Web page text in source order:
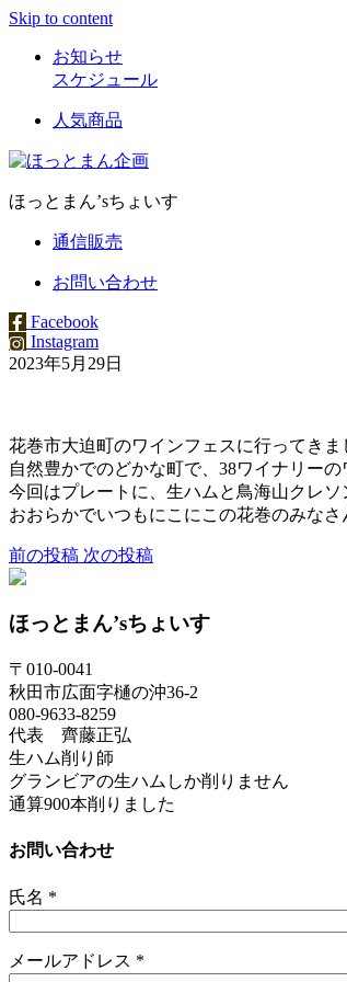
Skip to content
お知らせ
スケジュール
人気商品
ほっとまん’sちょいす
通信販売
お問い合わせ
Facebook
Instagram
2023年5月29日
花巻市大迫町のワインフェスに行ってき
自然豊かでのどかな町で、38ワイナリー
今回はプレートに、生ハムと鳥海山クレ
おおらかでいつもにこにこの花巻のみなさ
前の投稿 次の投稿
ほっとまん’sちょいす
〒010-0041
秋田市広面字樋の沖36-2
080-9633-8259
代表 齊藤正弘
生ハム削り師
グランビアの生ハムしか削りません
通算900本削りました
お問い合わせ
氏名 *
メールアドレス *